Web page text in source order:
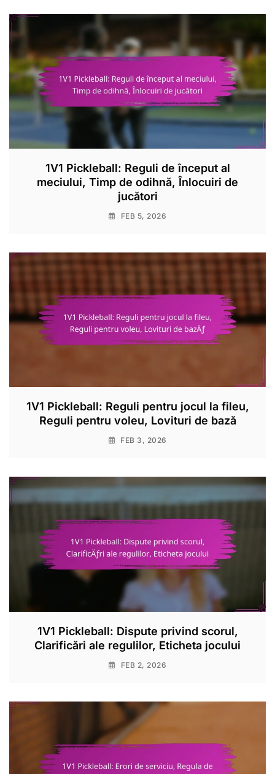
1V1 Pickleball: Reguli de început al
meciului, Timp de odihnă, Înlocuiri de
jucători
FEB 5, 2026
1V1 Pickleball: Reguli pentru jocul la fileu,
Reguli pentru voleu, Lovituri de bază
FEB 3, 2026
1V1 Pickleball: Dispute privind scorul,
Clarificări ale regulilor, Eticheta jocului
FEB 2, 2026